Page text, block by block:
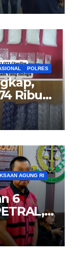
POLRES
Ribu
AGUNG RI
6